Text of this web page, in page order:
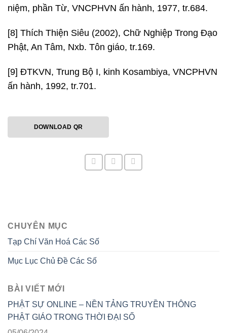
niệm, phần Từ, VNCPHVN ấn hành, 1977, tr.684.
[8] Thích Thiện Siêu (2002), Chữ Nghiệp Trong Đạo
Phật, An Tâm, Nxb. Tôn giáo, tr.169.
[9] ĐTKVN, Trung Bộ I, kinh Kosambiya, VNCPHVN
ấn hành, 1992, tr.701.
DOWNLOAD QR
CHUYÊN MỤC
Tạp Chí Văn Hoá Các Số
Mục Lục Chủ Đề Các Số
BÀI VIẾT MỚI
PHẬT SỰ ONLINE – NỀN TẢNG TRUYỀN THÔNG
PHẬT GIÁO TRONG THỜI ĐẠI SỐ